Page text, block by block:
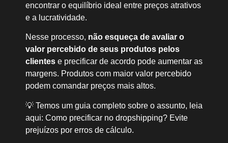
encontrar o equilíbrio ideal entre preços atrativos
e a lucratividade.
Nesse processo, não esqueça de avaliar o
valor percebido de seus produtos pelos
clientes e precificar de acordo pode aumentar as
margens. Produtos com maior valor percebido
podem comandar preços mais altos.
💡 Temos um guia completo sobre o assunto, leia
aqui: Como precificar no dropshipping? Evite
prejuízos por erros de cálculo.